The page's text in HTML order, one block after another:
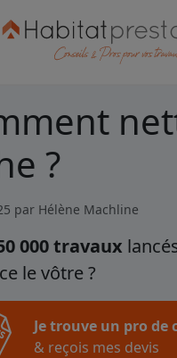
?
par Hélène Machline
000 travaux
le vôtre ?
Je trouve un pro de
& reçois mes devis